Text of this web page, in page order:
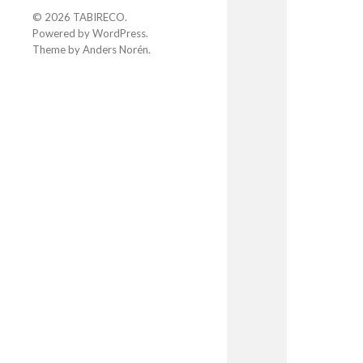
© 2026 TABIRECO.
Powered byWordPress.
Theme byAnders Norén.